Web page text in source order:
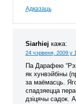
Адказаць
Siarhiej кажа:
24 чэрвеня, 2009 у
Па Дарафею
як хунвэйбіны
за маёмасць.
спадзяецца
дзіцячы садок.